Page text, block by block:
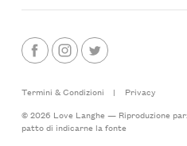
Termini & Condizioni |
Privacy
© 2026 Love Langhe — Riproduzione
patto di indicarne la fonte